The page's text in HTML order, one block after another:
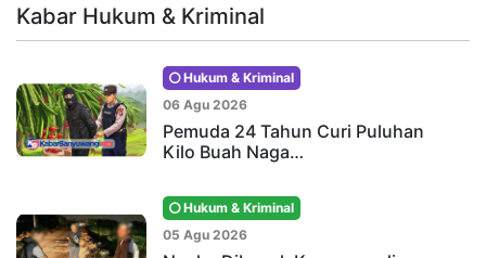
Kabar Hukum & Kriminal
Hukum & Kriminal
06 Agu 2026
Pemuda 24 Tahun Curi Puluhan
Kilo Buah Naga…
Hukum & Kriminal
05 Agu 2026